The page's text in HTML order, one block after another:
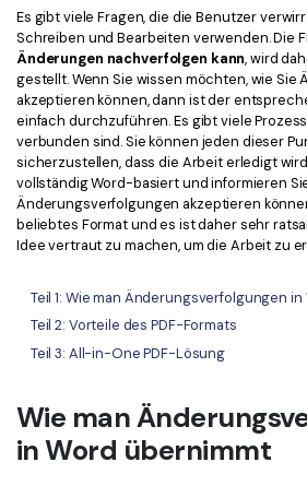
PDF-Daten extrahieren
PDF freigeben
eSign PDFs rechtmäßig Neu
Branchen
Bildung
Rechtliches
Gesundheitswesen
Regierung
Was ist NEU
Benutzerhandbuch
PDFelement für Windows
PDFelement für Mac
PDFelement für iOS
Mehr erfahren
Kostenlose PDF-Vorlagen
Bearbeiten, Drucken und Anpassen
Es gibt viele Fragen, die die Benutzer
Schreiben und Bearbeiten verwenden. Die
Änderungen nachverfolgen kann, wird
gestellt. Wenn Sie wissen möchten, wie
akzeptieren können, dann ist der
einfach durchzuführen. Es gibt viele
verbunden sind. Sie können jeden dieser
sicherzustellen, dass die Arbeit erledigt
vollständig Word-basiert und informieren
Änderungsverfolgungen akzeptieren
beliebtes Format und es ist daher sehr
Idee vertraut zu machen, um die Arbeit zu
Teil 1: Wie man Änderungsverfolgungen
Teil 2: Vorteile des PDF-Formats
Teil 3: All-in-One PDF-Lösung
Wie man
in Word übernimmt